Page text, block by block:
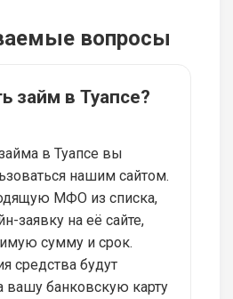
вопросы
займ в Туапсе?
в Туапсе вы
нашим сайтом.
МФО из списка,
заявку на её сайте,
сумму и срок.
средства будут
вашу банковскую карту